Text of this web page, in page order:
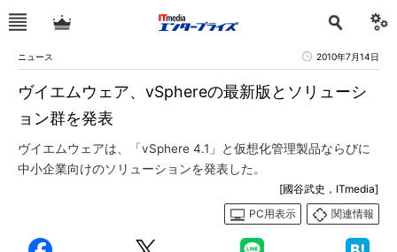
ニュース 2010年7月14日
ヴイエムウェア、vSphereの最新版とソリューシ
ョン群を発表
ヴイエムウェアは、「vSphere 4.1」と仮想化管理製品ならびに
中小企業向けのソリューションを発表した。
[國谷武史，ITmedia]
PC用表示
関連情報